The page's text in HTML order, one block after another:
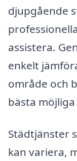
djupgående
assistera.
enkelt
område och
bästa
Städtjänster
kan variera,